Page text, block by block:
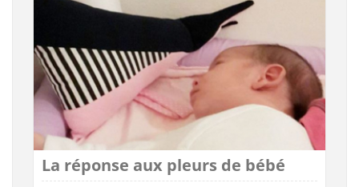
La réponse aux pleurs de bébé